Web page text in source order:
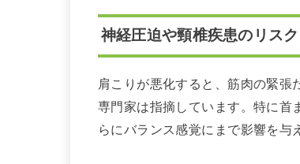
神経圧迫や頸椎疾患のリス
肩こりが悪化すると、筋肉の緊張
専門家は指摘しています。特に首
らにバランス感覚にまで影響を与